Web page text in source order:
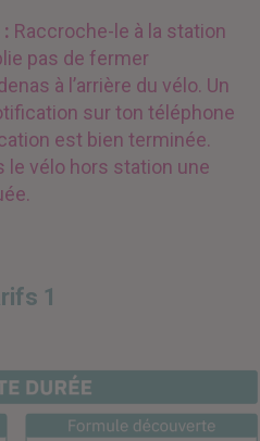
Raccroche-le à la station
pas de fermer
à l’arrière du vélo. Un
sur ton téléphone
est bien terminée.
le vélo hors station une
1